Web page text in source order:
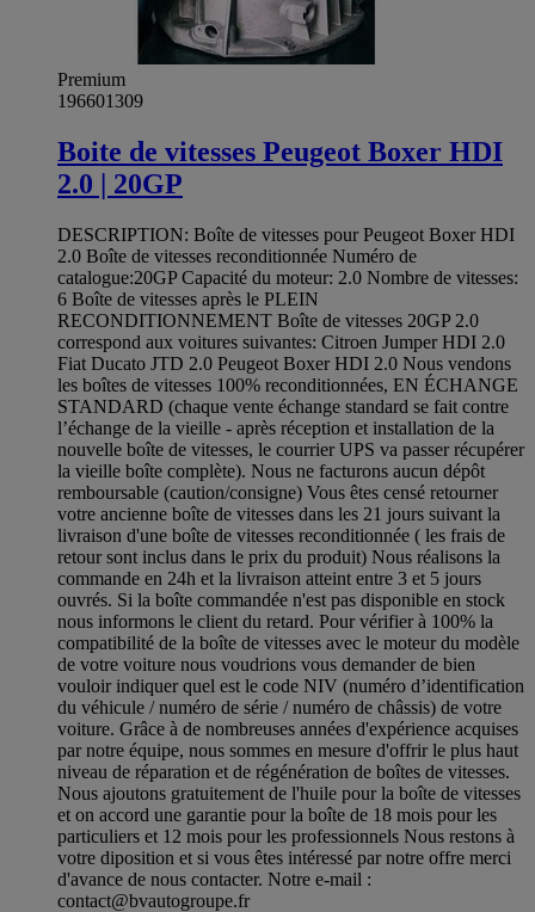
Premium
196601309
Boite de vitesses Peugeot Boxer HDI
2.0 | 20GP
DESCRIPTION: Boîte de vitesses pour Peugeot Boxer HDI
2.0 Boîte de vitesses reconditionnée Numéro de
catalogue:20GP Capacité du moteur: 2.0 Nombre de vitesses:
6 Boîte de vitesses après le PLEIN
RECONDITIONNEMENT Boîte de vitesses 20GP 2.0
correspond aux voitures suivantes: Citroen Jumper HDI 2.0
Fiat Ducato JTD 2.0 Peugeot Boxer HDI 2.0 Nous vendons
les boîtes de vitesses 100% reconditionnées, EN ÉCHANGE
STANDARD (chaque vente échange standard se fait contre
l’échange de la vieille - après réception et installation de la
nouvelle boîte de vitesses, le courrier UPS va passer récupérer
la vieille boîte complète). Nous ne facturons aucun dépôt
remboursable (caution/consigne) Vous êtes censé retourner
votre ancienne boîte de vitesses dans les 21 jours suivant la
livraison d'une boîte de vitesses reconditionnée ( les frais de
retour sont inclus dans le prix du produit) Nous réalisons la
commande en 24h et la livraison atteint entre 3 et 5 jours
ouvrés. Si la boîte commandée n'est pas disponible en stock
nous informons le client du retard. Pour vérifier à 100% la
compatibilité de la boîte de vitesses avec le moteur du modèle
de votre voiture nous voudrions vous demander de bien
vouloir indiquer quel est le code NIV (numéro d’identification
du véhicule / numéro de série / numéro de châssis) de votre
voiture. Grâce à de nombreuses années d'expérience acquises
par notre équipe, nous sommes en mesure d'offrir le plus haut
niveau de réparation et de régénération de boîtes de vitesses.
Nous ajoutons gratuitement de l'huile pour la boîte de vitesses
et on accord une garantie pour la boîte de 18 mois pour les
particuliers et 12 mois pour les professionnels Nous restons à
votre diposition et si vous êtes intéressé par notre offre merci
d'avance de nous contacter. Notre e-mail :
contact@bvautogroupe.fr